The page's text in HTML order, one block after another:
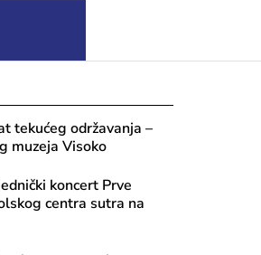
tekućeg održavanja –
muzeja Visoko
koncert Prve
centra sutra na